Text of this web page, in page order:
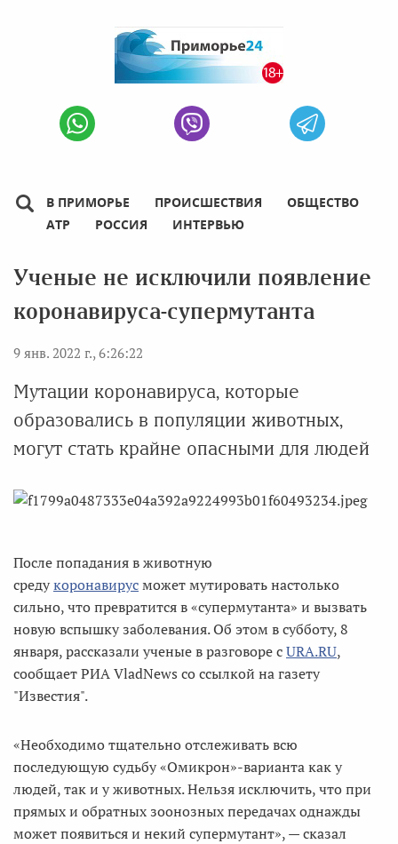
В ПРИМОРЬЕ ПРОИСШЕСТВИЯ
ОБЩЕСТВО
АТР
РОССИЯ ИНТЕРВЬЮ
Ученые не исключили появление
коронавируса-супермутанта
9 янв. 2022 г., 6:26:22
Мутации коронавируса, которые
образовались в популяции животных,
могут стать крайне опасными для людей
После попадания в животную
средукоронавирусможет мутировать настолько
сильно, что превратится в «супермутанта» и вызвать
новую вспышку заболевания. Об этом в субботу, 8
января, рассказали ученые в разговоре сURA.RU,
сообщает РИА VladNews со ссылкой на газету
"Известия".
«Необходимо тщательно отслеживать всю
последующую судьбу «Омикрон»-варианта как у
людей, так и у животных. Нельзя исключить, что при
прямых и обратных зоонозных передачах однажды
может появиться и некий супермутант», — сказал